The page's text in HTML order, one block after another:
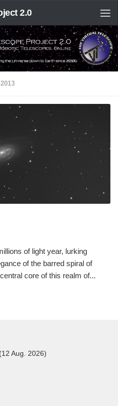
2.0
of light year, lurking
of the barred spiral of
core of this realm of...
(12 Aug. 2026)